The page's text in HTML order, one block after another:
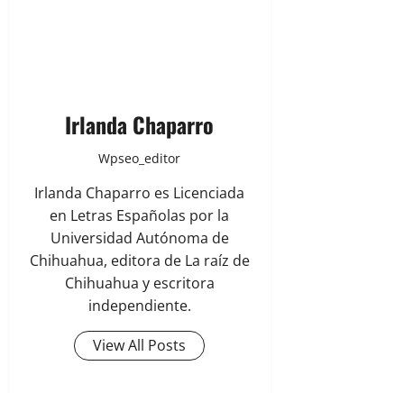
Irlanda Chaparro
Wpseo_editor
Irlanda Chaparro es Licenciada
en Letras Españolas por la
Universidad Autónoma de
Chihuahua, editora de La raíz de
Chihuahua y escritora
independiente.
View All Posts